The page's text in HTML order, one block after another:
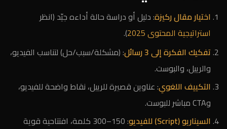
اختيار مقال ركيزة: دليل أو دراسة حالة أداءه جيّد (انظر
استراتيجية المحتوى 2025
).
تفكيك الفكرة إلى 3 رسائل
: (مشكلة/سبب/حل) لتناسب الفيديو،
والرييل، والبوست.
التكييف اللغوي: عناوين قصيرة للرييل، نقاط واضحة للفيديو،
وCTA مباشر للبوست.
السيناريو (Script) للفيديو
: 150–300 كلمة، افتتاحية قوية